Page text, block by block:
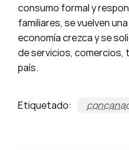
consumo formal y
familiares, se vuelven
economía crezca y se
de servicios, comercios,
país.
Etiquetado: